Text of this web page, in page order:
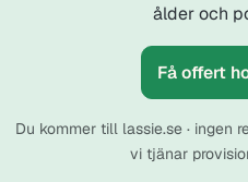
ålder och
Få offert
Du kommer till lassie.se · ingen
vi tjänar